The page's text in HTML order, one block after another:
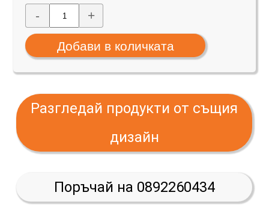
- +
Разгледай продукти от същия
дизайн
Поръчай на 0892260434